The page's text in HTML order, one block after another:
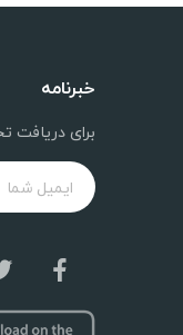
خبرنامه
برای دریافت